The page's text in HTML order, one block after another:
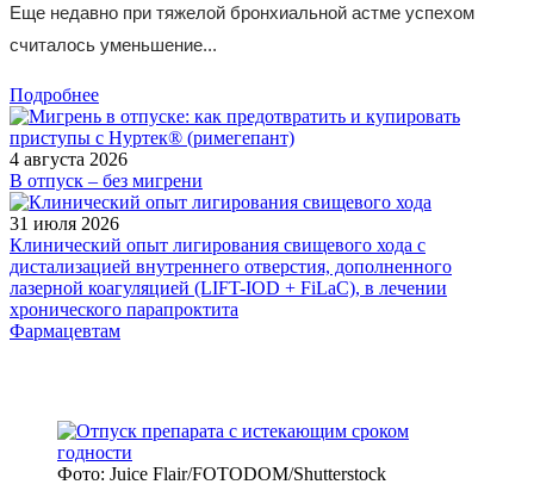
Еще недавно при тяжелой бронхиальной астме успехом
считалось уменьшение...
Подробнее
4 августа 2026
В отпуск – без мигрени
31 июля 2026
Клинический опыт лигирования свищевого хода с
дистализацией внутреннего отверстия, дополненного
лазерной коагуляцией (LIFT-IOD + FiLaC), в лечении
хронического парапроктита
Фармацевтам
Фото: Juice Flair/FOTODOM/Shutterstoсk